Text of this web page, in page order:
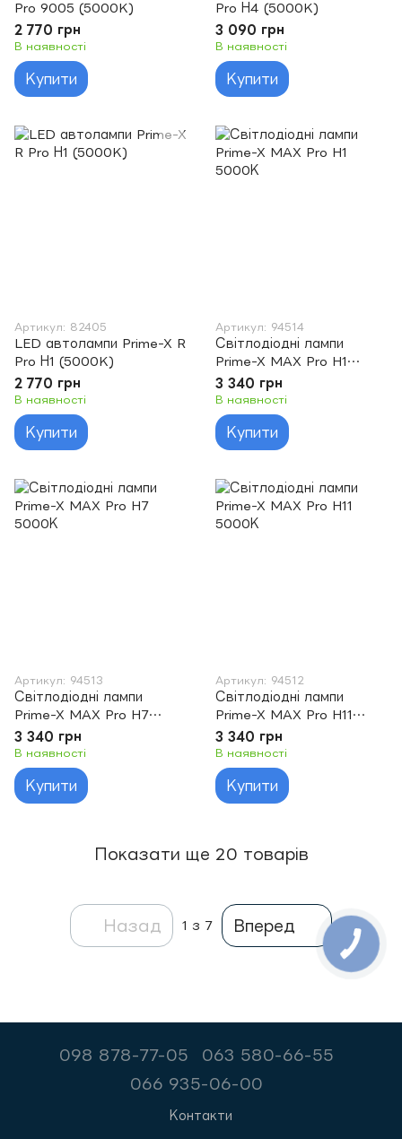
Pro 9005 (5000K)
2 770 грн
В наявності
Купити
Pro Н4 (5000K)
3 090 грн
В наявності
Купити
Артикул: 82405
LED автолампи Prime-X R
Pro Н1 (5000K)
2 770 грн
В наявності
Купити
Артикул: 94514
Світлодіодні лампи
Prime-X MAX Pro H1
5000К
3 340 грн
В наявності
Купити
Артикул: 94513
Світлодіодні лампи
Prime-X MAX Pro H7
5000К
3 340 грн
В наявності
Купити
Артикул: 94512
Світлодіодні лампи
Prime-X MAX Pro H11
5000К
3 340 грн
В наявності
Купити
Показати ще 20 товарів
Назад 1 з 7 Вперед
098 878-77-05
063 580-66-55
066 935-06-00
Контакти